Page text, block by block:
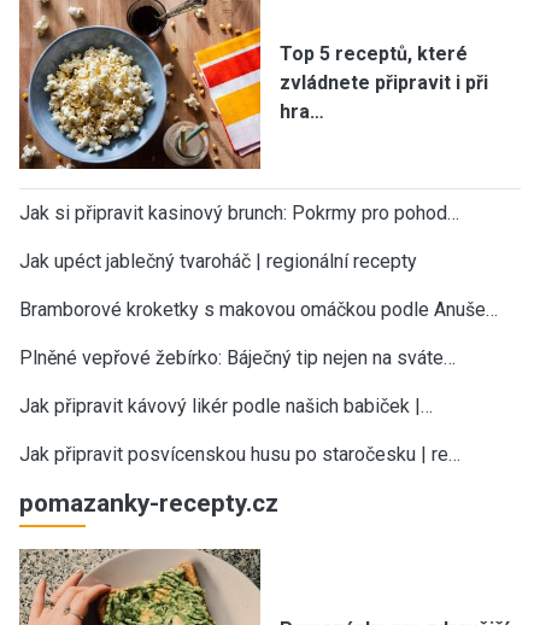
Top 5 receptů, které
zvládnete připravit i při
hra…
Jak si připravit kasinový brunch: Pokrmy pro pohod…
Jak upéct jablečný tvaroháč | regionální recepty
Bramborové kroketky s makovou omáčkou podle Anuše…
Plněné vepřové žebírko: Báječný tip nejen na sváte…
Jak připravit kávový likér podle našich babiček |…
Jak připravit posvícenskou husu po staročesku | re…
pomazanky-recepty.cz